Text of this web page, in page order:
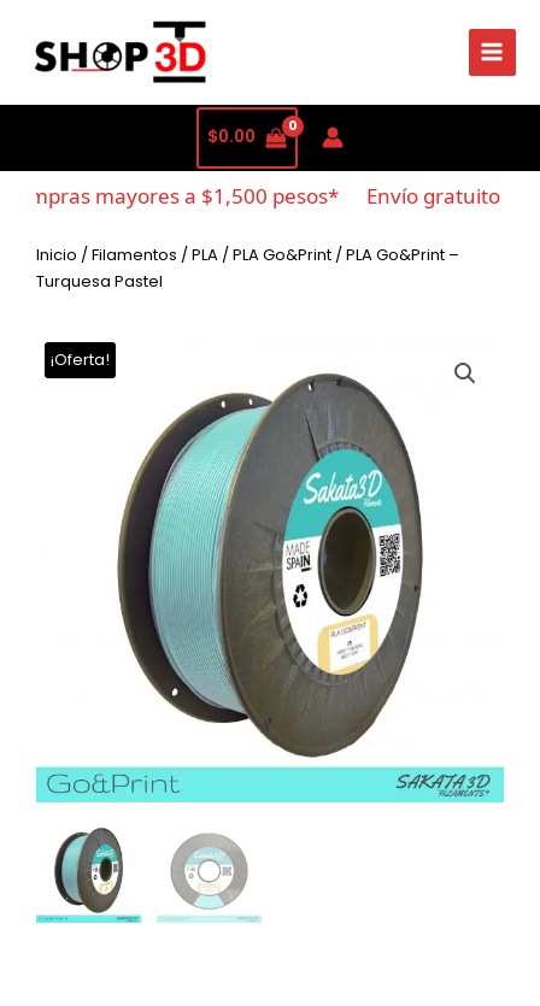
$0.00
mayores a $1,500 pesos* Envío gratuito en
Inicio /Filamentos /PLA /PLA Go&Print / PLA Go&Print –
Turquesa Pastel
¡Oferta!